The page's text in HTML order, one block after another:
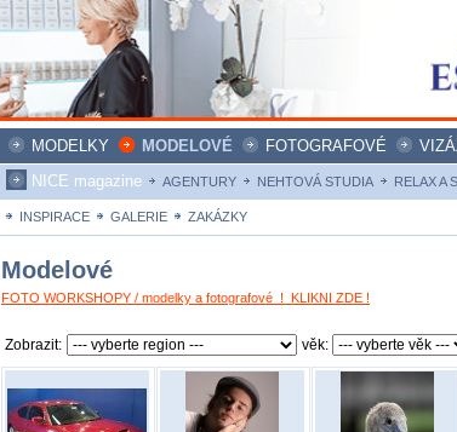
MODELKY MODELOVÉ FOTOGRAFOVÉ
NICE magazine
AGENTURY NEHTOVÁ STUDIA RELAX A
INSPIRACE GALERIE ZAKÁZKY
Modelové
FOTO WORKSHOPY / modelky a fotografové ! KLIKNI ZDE !
Zobrazit: věk: